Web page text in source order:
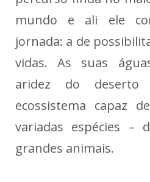
mundo e ali ele
jornada: a de
vidas. As suas
aridez do deserto
ecossiste­ma capaz
variadas espécies –
grandes animais.